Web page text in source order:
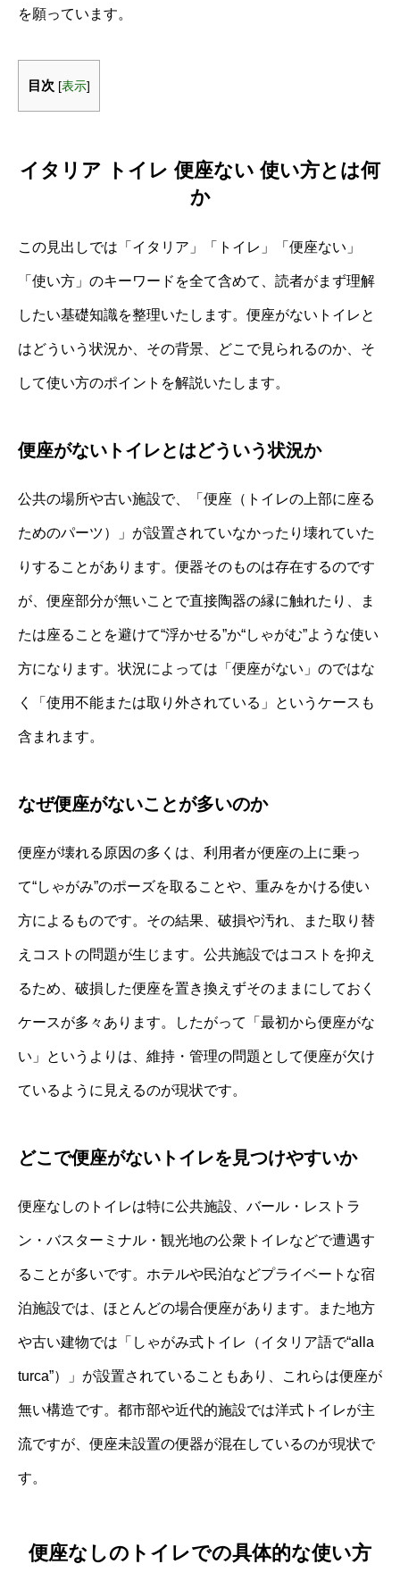
を願っています。
目次 [表示]
イタリア トイレ 便座ない 使い方とは何
か
この見出しでは「イタリア」「トイレ」「便座ない」
「使い方」のキーワードを全て含めて、読者がまず理解
したい基礎知識を整理いたします。便座がないトイレと
はどういう状況か、その背景、どこで見られるのか、そ
して使い方のポイントを解説いたします。
便座がないトイレとはどういう状況か
公共の場所や古い施設で、「便座（トイレの上部に座る
ためのパーツ）」が設置されていなかったり壊れていた
りすることがあります。便器そのものは存在するのです
が、便座部分が無いことで直接陶器の縁に触れたり、ま
たは座ることを避けて“浮かせる”か“しゃがむ”ような使い
方になります。状況によっては「便座がない」のではな
く「使用不能または取り外されている」というケースも
含まれます。
なぜ便座がないことが多いのか
便座が壊れる原因の多くは、利用者が便座の上に乗っ
て“しゃがみ”のポーズを取ることや、重みをかける使い
方によるものです。その結果、破損や汚れ、また取り替
えコストの問題が生じます。公共施設ではコストを抑え
るため、破損した便座を置き換えずそのままにしておく
ケースが多々あります。したがって「最初から便座がな
い」というよりは、維持・管理の問題として便座が欠け
ているように見えるのが現状です。
どこで便座がないトイレを見つけやすいか
便座なしのトイレは特に公共施設、バール・レストラ
ン・バスターミナル・観光地の公衆トイレなどで遭遇す
ることが多いです。ホテルや民泊などプライベートな宿
泊施設では、ほとんどの場合便座があります。また地方
や古い建物では「しゃがみ式トイレ（イタリア語で“alla
turca”）」が設置されていることもあり、これらは便座が
無い構造です。都市部や近代的施設では洋式トイレが主
流ですが、便座未設置の便器が混在しているのが現状で
す。
便座なしのトイレでの具体的な使い方